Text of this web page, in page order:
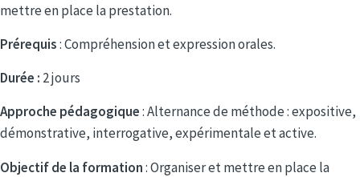
mettre en place la prestation.
Prérequis: Compréhension et expression orales.
Durée : 2 jours
Approche pédagogique: Alternance de méthode : expositive,
démonstrative, interrogative, expérimentale et active.
Objectif de la formation: Organiser et mettre en place la